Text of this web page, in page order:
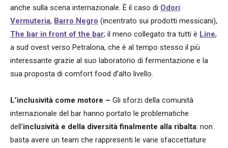
anche sulla scena internazionale. È il caso di Odori
Vermuteria, Barro Negro (incentrato sui prodotti messicani),
The bar in front of the bar; il meno collegato tra tutti è Line,
a sud ovest verso Petralona, che è al tempo stesso il più
interessante grazie al suo laboratorio di fermentazione e la
sua proposta di comfort food d’alto livello.
L’inclusività come motore – Gli sforzi della comunità
internazionale del bar hanno portato le problematiche
dell’inclusività e della diversità finalmente alla ribalta: non
basta avere un team che rappresenti le varie sfaccettature